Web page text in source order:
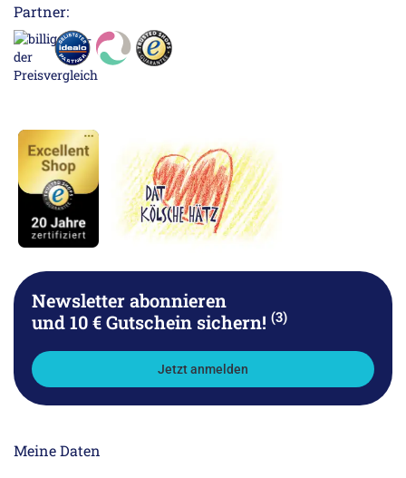
Partner:
Newsletter abonnieren
und 10 € Gutschein sichern! (3)
Jetzt anmelden
Meine Daten